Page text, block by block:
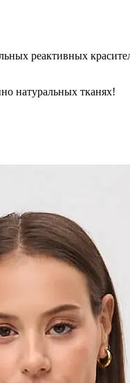
реактивных
натуральных тканях!